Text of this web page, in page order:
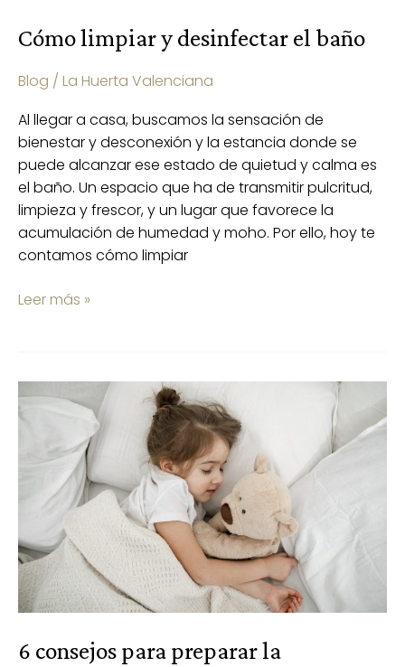
Cómo limpiar y desinfectar el baño
Blog / La Huerta Valenciana
Al llegar a casa, buscamos la sensación de
bienestar y desconexión y la estancia donde se
puede alcanzar ese estado de quietud y calma es
el baño. Un espacio que ha de transmitir pulcritud,
limpieza y frescor, y un lugar que favorece la
acumulación de humedad y moho. Por ello, hoy te
contamos cómo limpiar
Leer más »
6 consejos para preparar la
6
consejos
preparar
habitación
los
peques
para
el
frío